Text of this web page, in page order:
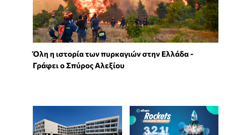
Όλη η ιστορία των πυρκαγιών στην Ελλάδα -
Γράφει ο Σπύρος Αλεξίου